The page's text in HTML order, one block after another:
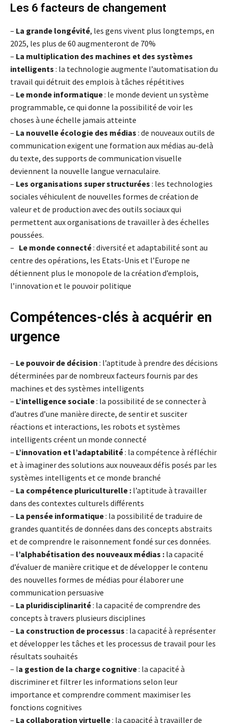
Les 6 facteurs de changement
– La grande longévité, les gens vivent plus longtemps, en
2025, les plus de 60 augmenteront de 70%
– La multiplication des machines et des systèmes
intelligents : la technologie augmente l’automatisation du
travail qui détruit des emplois à tâches répétitives
– Le monde informatique: le monde devient un système
programmable, ce qui donne la possibilité de voir les
choses à une échelle jamais atteinte
– La nouvelle écologie des médias : de nouveaux outils de
communication exigent une formation aux médias au-delà
du texte, des supports de communication visuelle
deviennent la nouvelle langue vernaculaire.
– Les organisations super structurées : les technologies
sociales véhiculent de nouvelles formes de création de
valeur et de production avec des outils sociaux qui
permettent aux organisations de travailler à des échelles
poussées.
– Le monde connecté: diversité et adaptabilité sont au
centre des opérations, les Etats-Unis et l’Europe ne
détiennent plus le monopole de la création d’emplois,
l’innovation et le pouvoir politique
Compétences-clés à acquérir en
urgence
– Le pouvoir de décision : l’aptitude à prendre des décisions
déterminées par de nombreux facteurs fournis par des
machines et des systèmes intelligents
– L’intelligence sociale: la possibilité de se connecter à
d’autres d’une manière directe, de sentir et susciter
réactions et interactions, les robots et systèmes
intelligents créent un monde connecté
– L’innovation et l’adaptabilité: la compétence à réfléchir
et à imaginer des solutions aux nouveaux défis posés par les
systèmes intelligents et ce monde branché
– La compétence pluriculturelle : l’aptitude à travailler
dans des contextes culturels différents
– La pensée informatique: la possibilité de traduire de
grandes quantités de données dans des concepts abstraits
et de comprendre le raisonnement fondé sur ces données.
– l’alphabétisation des nouveaux médias : la capacité
d’évaluer de manière critique et de développer le contenu
des nouvelles formes de médias pour élaborer une
communication persuasive
– La pluridisciplinarité: la capacité de comprendre des
concepts à travers plusieurs disciplines
– La construction de processus : la capacité à représenter
et développer les tâches et les processus de travail pour les
résultats souhaités
– la gestion de la charge cognitive: la capacité à
discriminer et filtrer les informations selon leur
importance et comprendre comment maximiser les
fonctions cognitives
– La collaboration virtuelle: la capacité à travailler de